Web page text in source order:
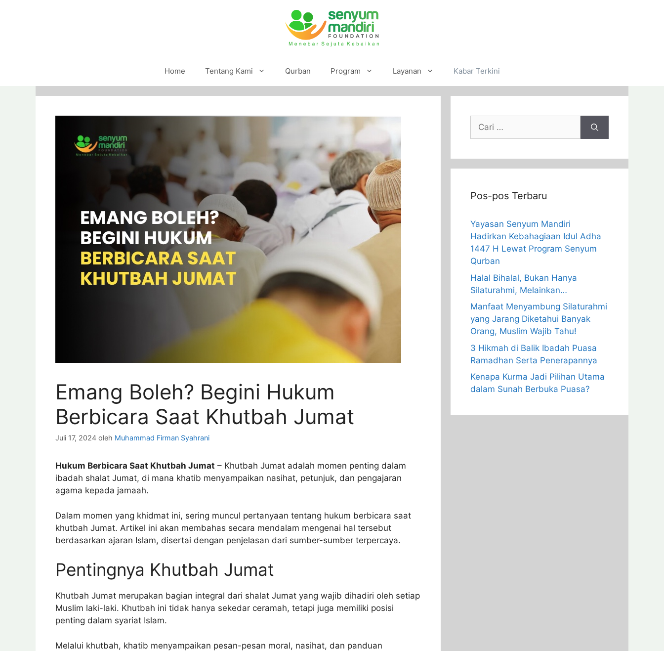
Home Tentang Kami Qurban Program Layanan Kabar Terkini
Emang Boleh? Begini Hukum
Berbicara Saat Khutbah Jumat
Juli 17, 2024 oleh Muhammad Firman Syahrani
Hukum Berbicara Saat Khutbah Jumat – Khutbah Jumat adalah momen penting dalam
ibadah shalat Jumat, di mana khatib menyampaikan nasihat, petunjuk, dan pengajaran
agama kepada jamaah.
Dalam momen yang khidmat ini, sering muncul pertanyaan tentang hukum berbicara saat
khutbah Jumat. Artikel ini akan membahas secara mendalam mengenai hal tersebut
berdasarkan ajaran Islam, disertai dengan penjelasan dari sumber-sumber terpercaya.
Pentingnya Khutbah Jumat
Khutbah Jumat merupakan bagian integral dari shalat Jumat yang wajib dihadiri oleh setiap
Muslim laki-laki. Khutbah ini tidak hanya sekedar ceramah, tetapi juga memiliki posisi
penting dalam syariat Islam.
Melalui khutbah, khatib menyampaikan pesan-pesan moral, nasihat, dan panduan
Pos-pos Terbaru
Yayasan Senyum Mandiri
Hadirkan Kebahagiaan Idul Adha
1447 H Lewat Program Senyum
Qurban
Halal Bihalal, Bukan Hanya
Silaturahmi, Melainkan…
Manfaat Menyambung Silaturahmi
yang Jarang Diketahui Banyak
Orang, Muslim Wajib Tahu!
3 Hikmah di Balik Ibadah Puasa
Ramadhan Serta Penerapannya
Kenapa Kurma Jadi Pilihan Utama
dalam Sunah Berbuka Puasa?